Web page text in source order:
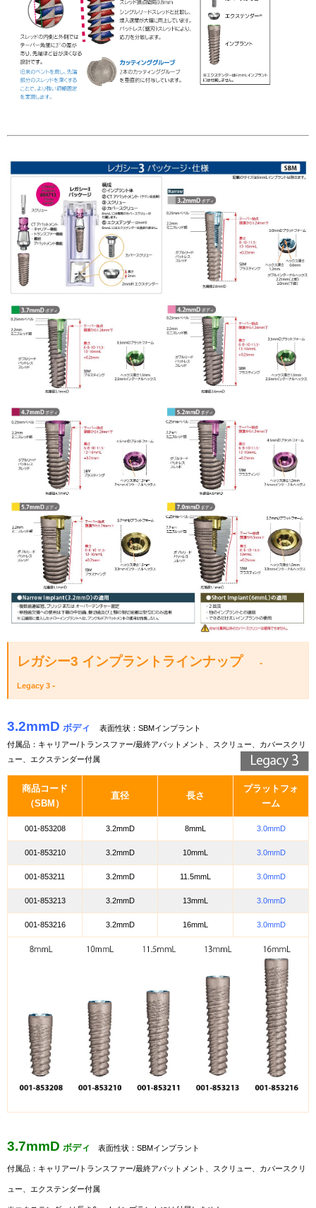
レガシー3 インプラントラインナップ -
Legacy 3 -
3.2mmD ボディ 表面性状： SBMインプラント
付属品：キャリアー/トランスファー/最終アバットメント、スクリュー、カバースクリ
ュー、エクステンダー付属
商品コード
（SBM）
直径 長さ
プラットフォ
ーム
001-853208 3.2mmD 8mmL 3.0mmD
001-853210 3.2mmD 10mmL 3.0mmD
001-853211 3.2mmD 11.5mmL 3.0mmD
001-853213 3.2mmD 13mmL 3.0mmD
001-853216 3.2mmD 16mmL 3.0mmD
3.7mmD ボディ 表面性状：SBMインプラント
付属品： キャリアー/トランスファー/最終アバットメント、スクリュー、カバースクリ
ュー、エクステンダー付属